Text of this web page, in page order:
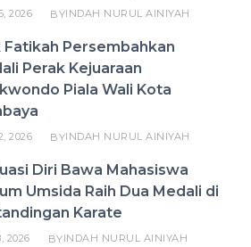
2026 BYINDAH NURUL AINIYAH
Fatikah Persembahkan
Perak Kejuaraan
Piala Wali Kota
2026 BYINDAH NURUL AINIYAH
Diri Bawa Mahasiswa
Umsida Raih Dua Medali di
Karate
2026 BYINDAH NURUL AINIYAH